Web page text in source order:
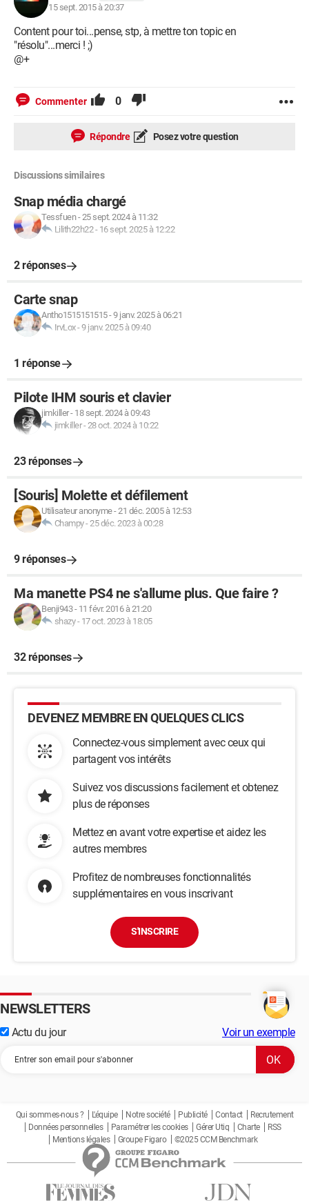
15 sept. 2015 à 20:37
Content pour toi...pense, stp, à mettre ton topic en
"résolu"...merci ! ;)
@+
Commenter 0
Répondre Posez votre question
Discussions similaires
Snap média chargé
Tessfuen-25 sept. 2024 à 11:32
Lilith22h22- 16 sept. 2025 à 12:22
2 réponses
Carte snap
Antho1515151515-9 janv. 2025 à 06:21
IrvLox-9 janv. 2025 à 09:40
1 réponse
Pilote IHM souris et clavier
jimkiller- 18 sept. 2024 à 09:43
jimkiller-28 oct. 2024 à 10:22
23 réponses
[Souris] Molette et défilement
Utilisateur anonyme-21 déc. 2005 à 12:53
Champy-25 déc. 2023 à 00:28
9 réponses
Ma manette PS4 ne s'allume plus. Que faire ?
Benji943- 11 févr. 2016 à 21:20
shazy- 17 oct. 2023 à 18:05
32 réponses
DEVENEZ MEMBRE EN QUELQUES CLICS
Connectez-vous simplement avec ceux qui
partagent vos intérêts
Suivez vos discussions facilement et obtenez
plus de réponses
Mettez en avant votre expertise et aidez les
autres membres
Profitez de nombreuses fonctionnalités
supplémentaires en vous inscrivant
S'INSCRIRE
NEWSLETTERS
Actu du jour Voir un exemple
Qui sommes-nous ? L'équipe Notre société Publicité Contact
Recrutement
Données personnelles
Paramétrer les cookies Gérer Utiq Charte
RSS
Mentions légales
Groupe Figaro ©2025 CCM Benchmark